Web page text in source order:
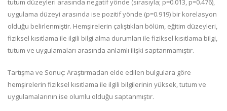
tutum düzeyleri arasında negatif yönde (sırasıyla; p=0.013, p=0.476),
uygulama düzeyi arasında ise pozitif yönde (p=0.919) bir korelasyon
olduğu belirlenmiştir. Hemşirelerin çalıştıkları bölüm, eğitim düzeyleri,
fiziksel kısıtlama ile ilgili bilgi alma durumları ile fiziksel kısıtlama bilgi,
tutum ve uygulamaları arasında anlamlı ilişki saptanmamıştır.
Tartışma ve Sonuç: Araştırmadan elde edilen bulgulara göre
hemşirelerin fiziksel kısıtlama ile ilgili bilgilerinin yüksek, tutum ve
uygulamalarının ise olumlu olduğu saptanmıştır.